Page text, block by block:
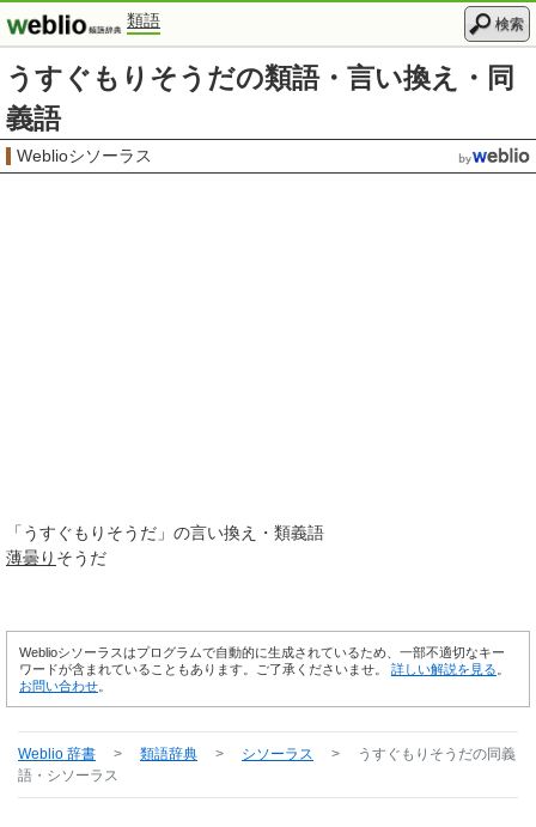
類語 検索
うすぐもりそうだの類語・言い換え・同
義語
Weblioシソーラス
「 うすぐもりそうだ 」の言い換え・類義語
薄曇り そうだ
Weblioシソーラスはプログラムで自動的に生成されているため、一部不適切なキー
ワードが含まれていることもあります。ご了承くださいませ。 詳しい解説を見る
お問い合わせ
Weblio 辞書 > 類語辞典 > シソーラス > うすぐもりそうだの同義
語・シソーラス